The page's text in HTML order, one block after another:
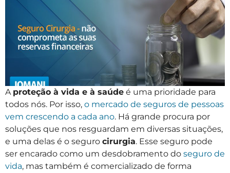
A proteção à vida e à saúde é uma prioridade para
todos nós. Por isso, o mercado de seguros de pessoas
vem crescendo a cada ano. Há grande procura por
soluções que nos resguardam em diversas situações,
e uma delas é o seguro cirurgia. Esse seguro pode
ser encarado como um desdobramento do seguro de
vida, mas também é comercializado de forma